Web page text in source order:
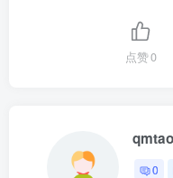
点赞0
qmtao
0